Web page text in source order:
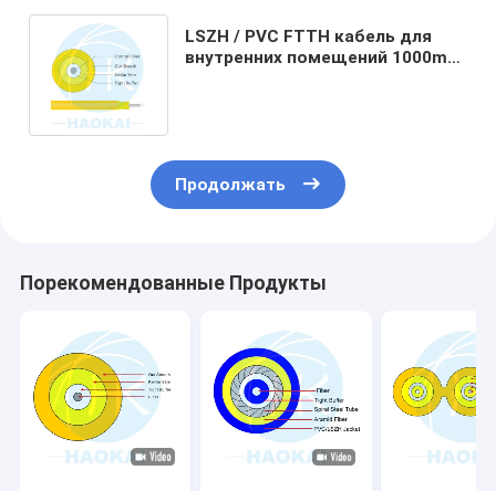
LSZH / PVC FTTH кабель для
внутренних помещений 1000m
Продолжать
Порекомендованные Продукты